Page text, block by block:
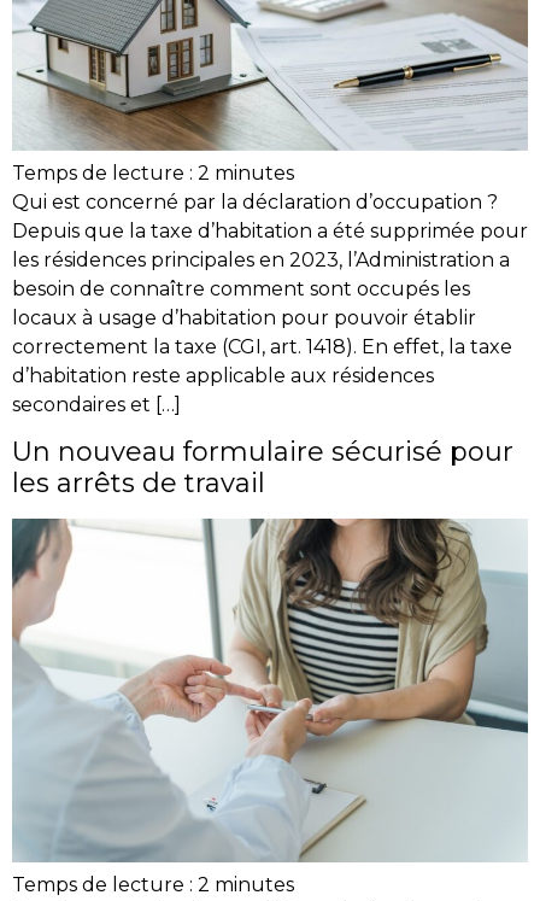
Temps de lecture : 2 minutes
Qui est concerné par la déclaration d’occupation ?
Depuis que la taxe d’habitation a été supprimée pour
les résidences principales en 2023, l’Administration a
besoin de connaître comment sont occupés les
locaux à usage d’habitation pour pouvoir établir
correctement la taxe (CGI, art. 1418). En effet, la taxe
d’habitation reste applicable aux résidences
secondaires et […]
Un nouveau formulaire sécurisé pour
les arrêts de travail
Temps de lecture : 2 minutes